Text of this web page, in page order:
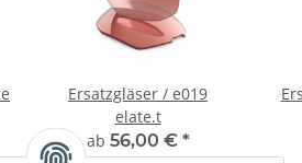
Ersatzgläser / e019
elate.t
ab 56,00 € *